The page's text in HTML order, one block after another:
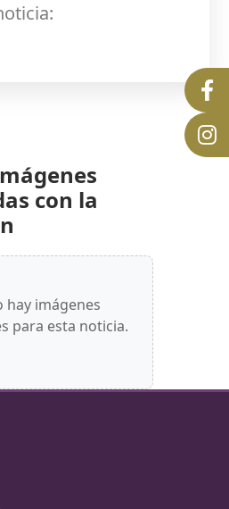
con la
hay imágenes
para esta noticia.